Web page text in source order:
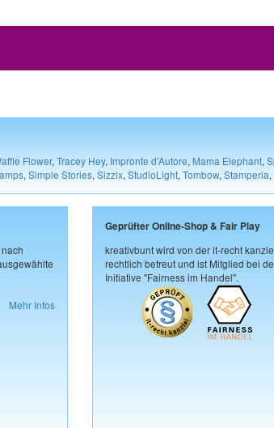
Flower, Tracey Hey, Impronte d'Autore, Mama Elephant,
, Simple Stories, Sizzix, StudioLight, Tombow, Stamperia,
Mehr Infos
Geprüfter Online-Shop & Fair Play
kreativbunt wird von der it-recht
rechtlich betreut und ist Mitglied bei
Initiative "Fairness im Handel".